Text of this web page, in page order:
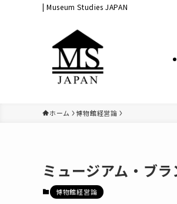
| Museum Studies JAPAN
ホーム 博物館経営論
ミュージアム・ブ
博物館経営論